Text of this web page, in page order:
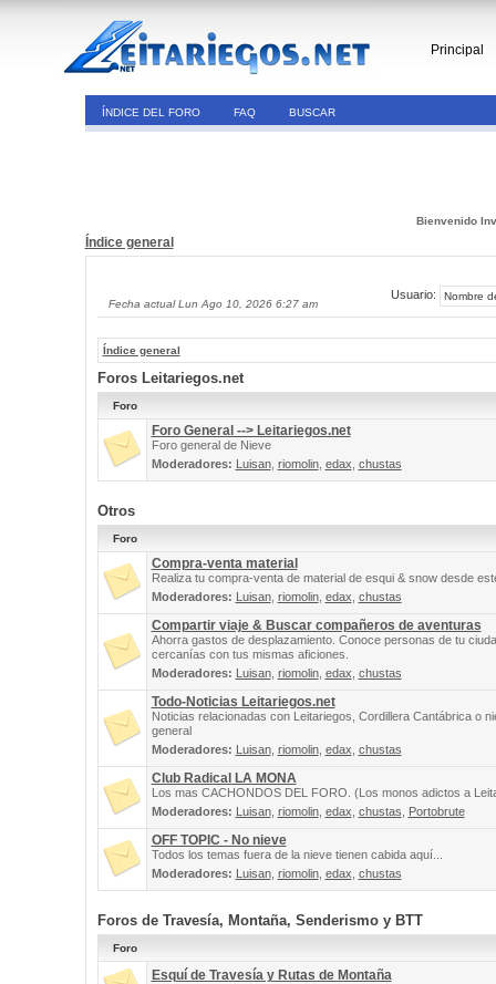
Principal
ÍNDICE DEL FORO FAQ BUSCAR
Bienvenido
Índice general
Fecha actual Lun Ago 10, 2026 6:27 am
Usuario:
Índice general
Foros Leitariegos.net
Foro
Foro General --> Leitariegos.net
Foro general de Nieve
Moderadores: Luisan, riomolin, edax chustas
Otros
Foro
Compra-venta material
Realiza tu compra-venta de material de esqui & snow desde
Moderadores: Luisan, riomolin, edax chustas
Compartir viaje & Buscar compañeros de aventuras
Ahorra gastos de desplazamiento. Conoce personas de tu
cercanías con tus mismas aficiones.
Moderadores: Luisan, riomolin, edax chustas
Todo-Noticias Leitariegos.net
Noticias relacionadas con Leitariegos, Cordillera Cantábrica o
general
Moderadores: Luisan, riomolin, edax chustas
Club Radical LA MONA
Los mas CACHONDOS DEL FORO. (Los monos adictos a
Moderadores: Luisan, riomolin, edax chustas Portobrute
OFF TOPIC - No nieve
Todos los temas fuera de la nieve tienen cabida aquí...
Moderadores: Luisan, riomolin, edax chustas
Foros de Travesía, Montaña, Senderismo y BTT
Foro
Esquí de Travesía y Rutas de Montaña